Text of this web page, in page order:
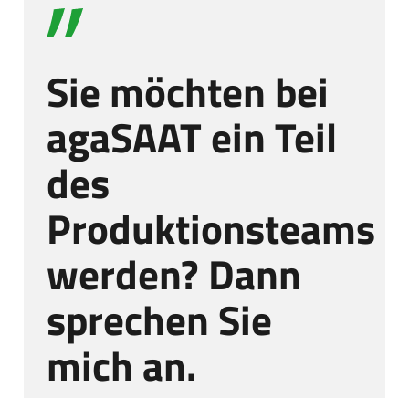
Sie möchten bei
agaSAAT ein Teil
des
Produktionsteams
werden? Dann
sprechen Sie
mich an.